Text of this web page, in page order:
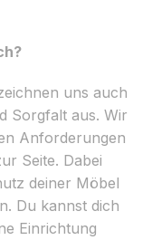
uns auch
Sorgfalt aus. Wir
Anforderungen
Seite. Dabei
deiner Möbel
Du kannst dich
Einrichtung